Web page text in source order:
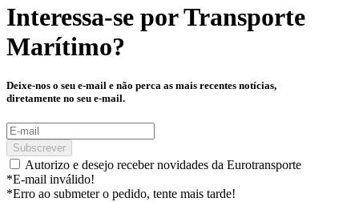
Interessa-se porTransporte
Marítimo?
Deixe-nos o seu e-mail e não perca as mais recentes notícias,
diretamente no seu e-mail.
Subscrever
Autorizo e desejo receber novidades da Eurotransporte
*E-mail inválido!
*Erro ao submeter o pedido, tente mais tarde!